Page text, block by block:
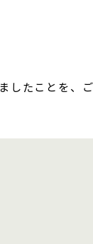
たことを、ご